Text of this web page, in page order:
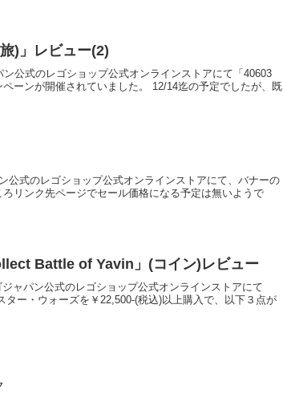
)」レビュー(2)
公式のレゴショップ公式オンラインストアにて「40603
ーンが開催されていました。 12/14迄の予定でしたが、既
公式のレゴショップ公式オンラインストアにて、バナーの
リンク先ページでセール価格になる予定は無いようで
Battle of Yavin」(コイン)レビュー
ャパン公式のレゴショップ公式オンラインストアにて
ター・ウォーズを￥22,500-(税込)以上購入で、以下３点が